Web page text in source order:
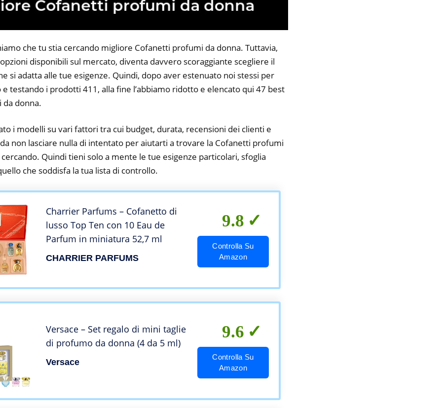
che tu stia cercando migliore Cofanetti profumi da donna. Tuttavia,
disponibili sul mercato, diventa davvero scoraggiante scegliere il
si adatta alle tue esigenze. Quindi, dopo aver estenuato noi stessi per
testando i prodotti 411, alla fine l’abbiamo ridotto e elencato qui 47 best
donna.
i modelli su vari fattori tra cui budget, durata, recensioni dei clienti e
non lasciare nulla di intentato per aiutarti a trovare la Cofanetti profumi
Quindi tieni solo a mente le tue esigenze particolari, sfoglia
che soddisfa la tua lista di controllo.
Charrier Parfums – Cofanetto di
lusso Top Ten con 10 Eau de
Parfum in miniatura 52,7 ml
CHARRIER PARFUMS
9.8
Controlla Su
Amazon
Versace – Set regalo di mini taglie
di profumo da donna (4 da 5 ml)
Versace
9.6
Controlla Su
Amazon